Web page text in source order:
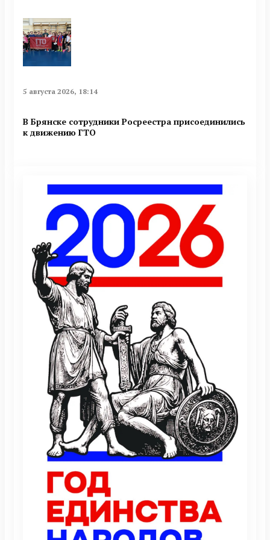
5 августа 2026, 18:14
В Брянске сотрудники Росреестра присоединились
к движению ГТО